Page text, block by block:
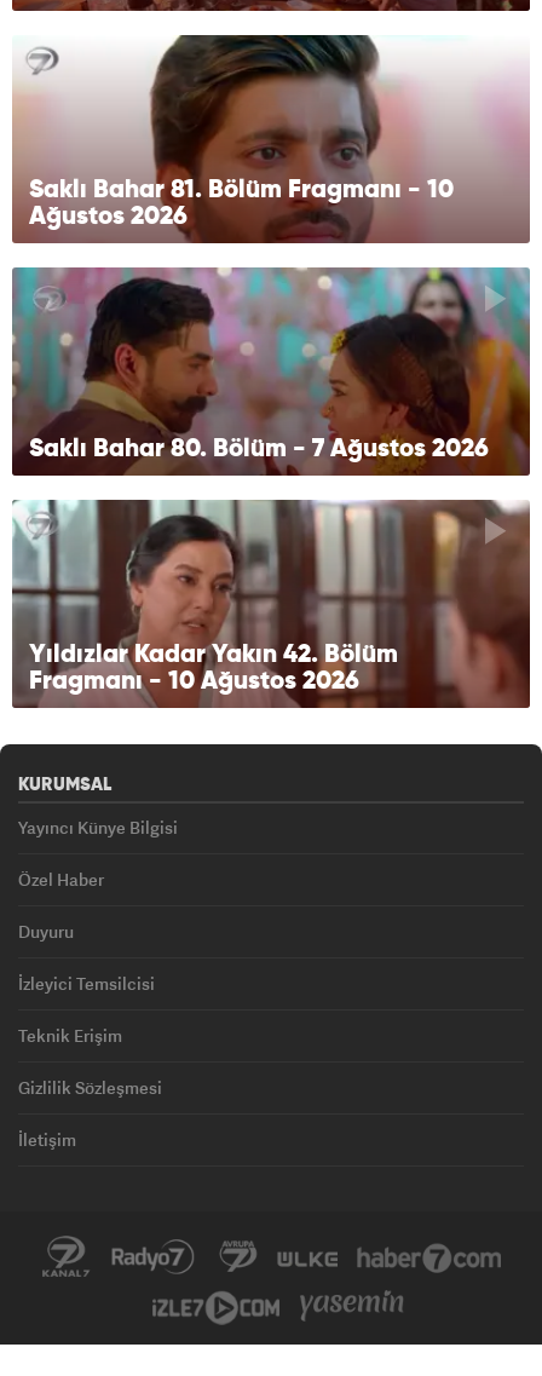
Saklı Bahar 81. Bölüm Fragmanı - 10
Ağustos 2026
Saklı Bahar 80. Bölüm - 7 Ağustos 2026
Yıldızlar Kadar Yakın 42. Bölüm
Fragmanı - 10 Ağustos 2026
KURUMSAL
Yayıncı Künye Bilgisi
Özel Haber
Duyuru
İzleyici Temsilcisi
Teknik Erişim
Gizlilik Sözleşmesi
İletişim